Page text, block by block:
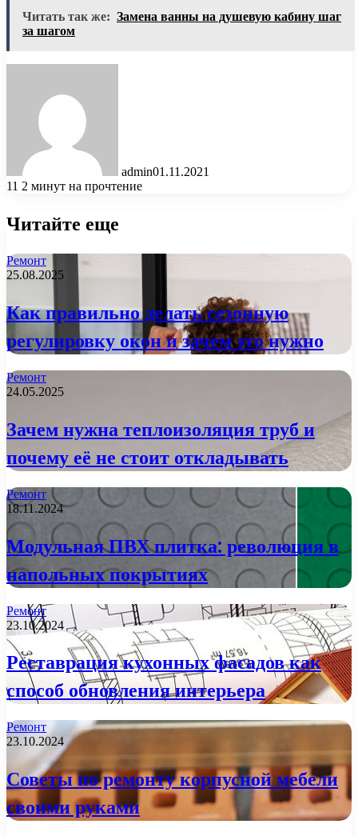
Читать так же: Замена ванны на душевую кабину шаг
за шагом
admin01.11.2021
11 2 минут на прочтение
Читайте еще
Ремонт
25.08.2025
Как правильно делать сезонную
регулировку окон и зачем это нужно
Ремонт
24.05.2025
Зачем нужна теплоизоляция труб и
почему её не стоит откладывать
Ремонт
18.11.2024
Модульная ПВХ плитка: революция в
напольных покрытиях
Ремонт
23.10.2024
Реставрация кухонных фасадов как
способ обновления интерьера
Ремонт
23.10.2024
Советы по ремонту корпусной мебели
своими руками